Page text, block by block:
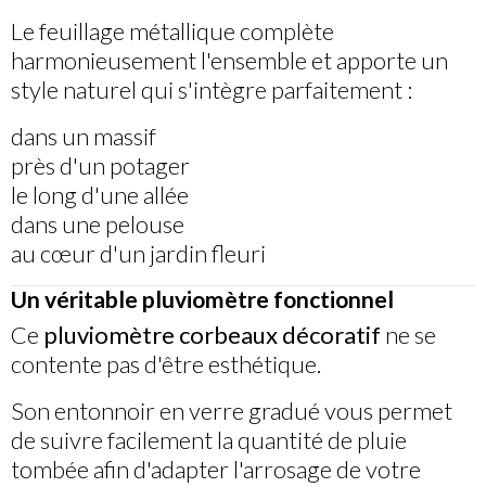
Le feuillage métallique complète
harmonieusement l'ensemble et apporte un
style naturel qui s'intègre parfaitement :
dans un massif
près d'un potager
le long d'une allée
dans une pelouse
au cœur d'un jardin fleuri
Un véritable pluviomètre fonctionnel
Ce pluviomètre corbeaux décoratif ne se
contente pas d'être esthétique.
Son entonnoir en verre gradué vous permet
de suivre facilement la quantité de pluie
tombée afin d'adapter l'arrosage de votre